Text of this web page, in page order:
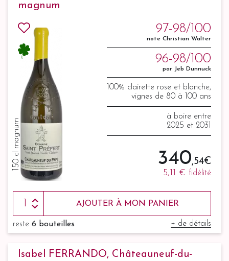
magnum
150 cl magnum
97-98/100
note Christian Walter
96-98/100
par Jeb Dunnuck
100% clairette rose et blanche,
vignes de 80 à 100 ans
à boire entre
2025 et 2031
340,54 €
5,11 € fidélité
AJOUTER À MON PANIER
reste 6 bouteilles + de détails
Isabel FERRANDO, Châteauneuf-du-